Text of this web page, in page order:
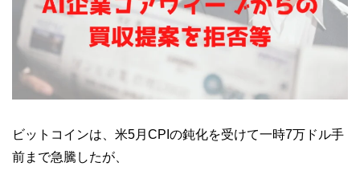
ビットコインは、米5月CPIの鈍化を受けて一時7万ドル手
前まで急騰したが、